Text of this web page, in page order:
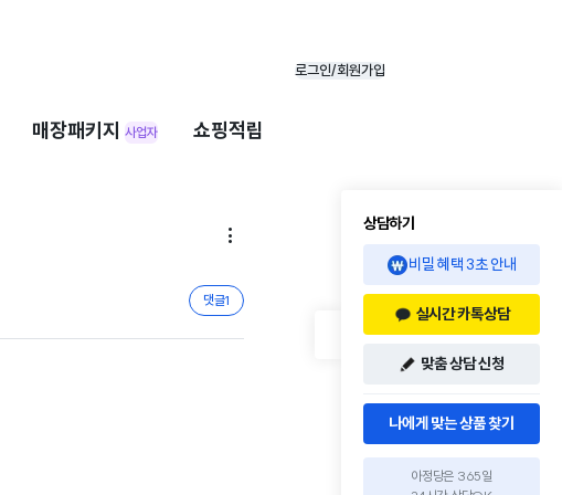
로그인/회원가입
매장패키지 사업자 쇼핑적립

댓글1
상담하기
비밀 혜택 3초 안내
실시간 카톡상담
맞춤 상담 신청
나에게 맞는 상품 찾기
아정당은 365일